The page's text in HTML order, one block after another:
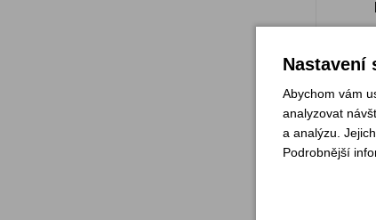
Nastavení
Abychom vám
analyzovat
a analýzu.
Podrobnější